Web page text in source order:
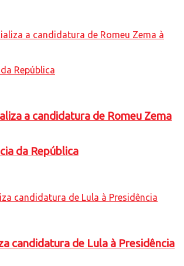
a candidatura de Romeu Zema
da República
candidatura de Lula à Presidência